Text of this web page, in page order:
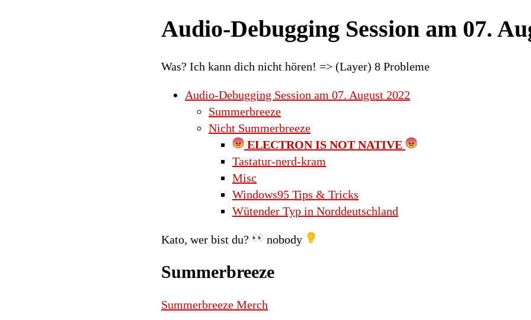
Audio-Debugging Session am 07.
Was? Ich kann dich nicht hören! => (Layer) 8 Probleme
Audio-Debugging Session am 07. August 2022
Summerbreeze
Nicht Summerbreeze
ELECTRON IS NOT NATIVE
Tastatur-nerd-kram
Misc
Windows95 Tips & Tricks
Wütender Typ in Norddeutschland
Kato, wer bist du? nobody
Summerbreeze
Summerbreeze Merch